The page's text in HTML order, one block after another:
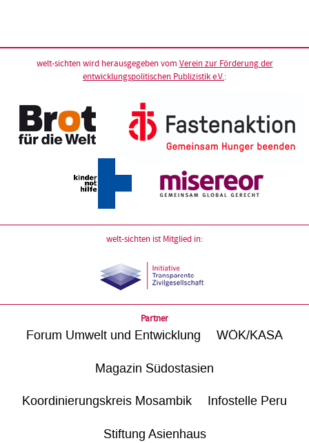
welt-sichten wird herausgegeben vom Verein zur Förderung der
entwicklungspolitischen Publizistik e.V.:
welt-sichten ist Mitglied in:
Partner
Forum Umwelt und Entwicklung WÖK/KASA
Magazin Südostasien
Koordinierungskreis Mosambik Infostelle Peru
Stiftung Asienhaus